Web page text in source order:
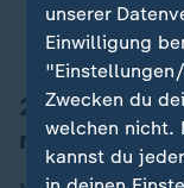
Friedrich Merz,
2025 wieder
mit Italien
unserer
Einwilligung
Zwecken du
welchen nicht.
kannst du